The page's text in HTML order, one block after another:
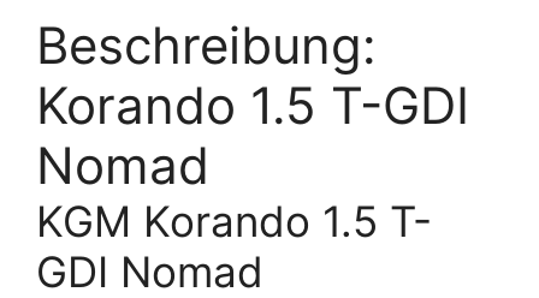
Beschreibung:
Korando 1.5 T-GDI
Nomad
KGM Korando 1.5 T-
GDI Nomad